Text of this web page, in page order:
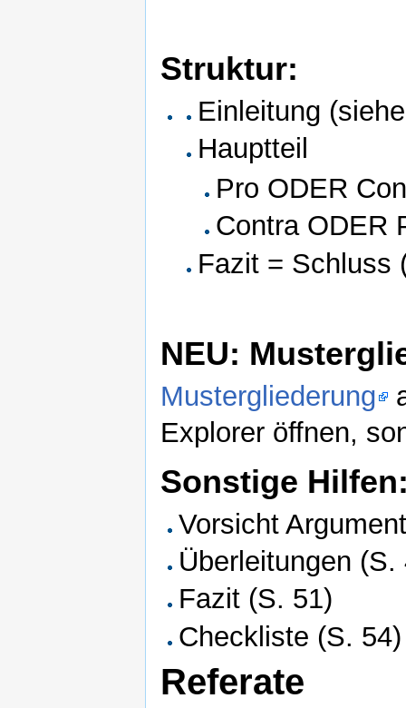
Struktur:
Einleitung
Hauptteil
Pro ODER
Contra ODER
Fazit = Schluss
NEU:
Mustergliederung
Explorer öffnen,
Sonstige
Vorsicht
Überleitungen (S.
Fazit (S. 51)
Checkliste (S. 54)
Referate